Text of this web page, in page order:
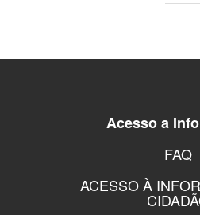
Acesso a
FAQ
ACESSO À